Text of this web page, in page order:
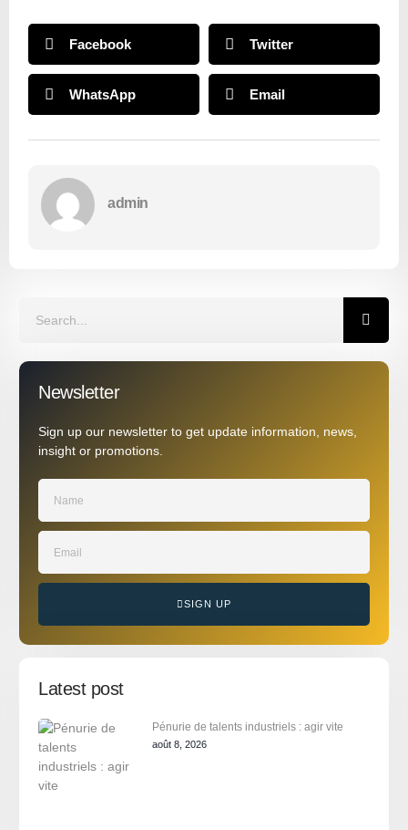
Facebook Twitter
WhatsApp Email
admin
Newsletter
Sign up our newsletter to get update information, news,
insight or promotions.
SIGN UP
Latest post
Pénurie de talents industriels : agir vite
août 8, 2026